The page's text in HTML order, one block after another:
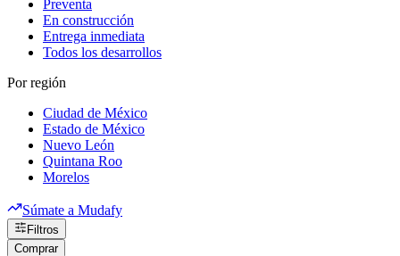
Preventa
En construcción
Entrega inmediata
Todos los desarrollos
Por región
Ciudad de México
Estado de México
Nuevo León
Quintana Roo
Morelos
Súmate a Mudafy
Filtros
Comprar